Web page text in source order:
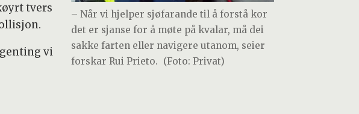
– Når vi hjelper sjøfarande til å forstå kor
det er sjanse for å møte på kvalar, må dei
sakke farten eller navigere utanom, seier
forskar Rui Prieto. (Foto: Privat)
tvers
vi